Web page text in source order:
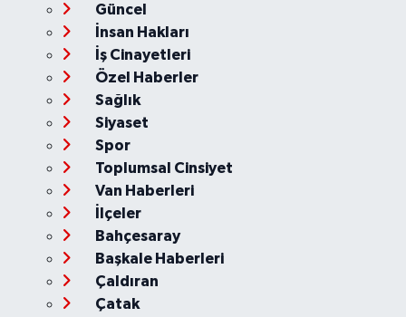
Güncel
İnsan Hakları
İş Cinayetleri
Özel Haberler
Sağlık
Siyaset
Spor
Toplumsal Cinsiyet
Van Haberleri
İlçeler
Bahçesaray
Başkale Haberleri
Çaldıran
Çatak